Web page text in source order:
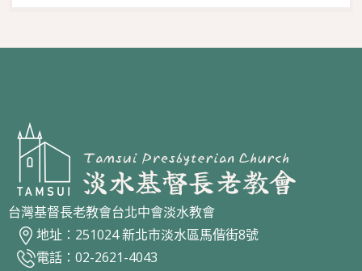
台灣基督長老教會台北中會淡水教會
地址：251024 新北市淡水區馬偕街8號
電話：02-2621-4043